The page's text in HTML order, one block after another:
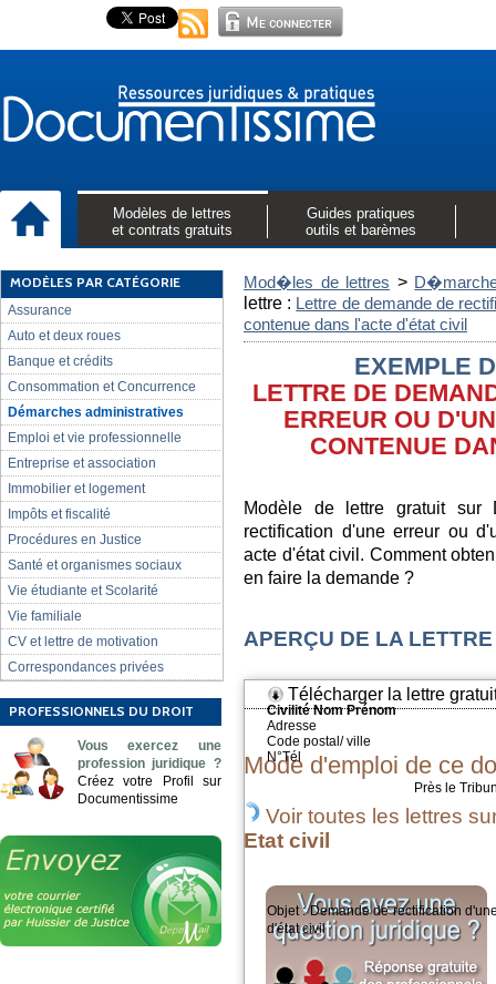
Modèles de lettres
et contrats gratuits
Guides pratiques
outils et barèmes
MODÈLES PAR CATÉGORIE
Assurance
Auto et deux roues
Banque et crédits
Consommation et Concurrence
Démarches administratives
Emploi et vie professionnelle
Entreprise et association
Immobilier et logement
Impôts et fiscalité
Procédures en Justice
Santé et organismes sociaux
Vie étudiante et Scolarité
Vie familiale
CV et lettre de motivation
Correspondances privées
PROFESSIONNELS DU DROIT
Vous exercez une
profession juridique ?
Créez votre Profil sur
Documentissime
Mod�les de lettres >
lettre : Lettre de demande de
contenue dans l'acte d'état civil
EXEMPLE
LETTRE DE
ERREUR OU
CONTENUE
Modèle de lettre gratuit sur
rectification d'une erreur ou
acte d'état civil. Comment
en faire la demande ?
APERÇU DE LA LETTRE
Civilité Nom Prénom
Adresse
Code postal/ ville
N°Tél
Près le
Objet : Demande de rectification
d'état civil
Télécharger la lettre
Mode d'emploi de ce
Voir toutes les lettres
Etat civil